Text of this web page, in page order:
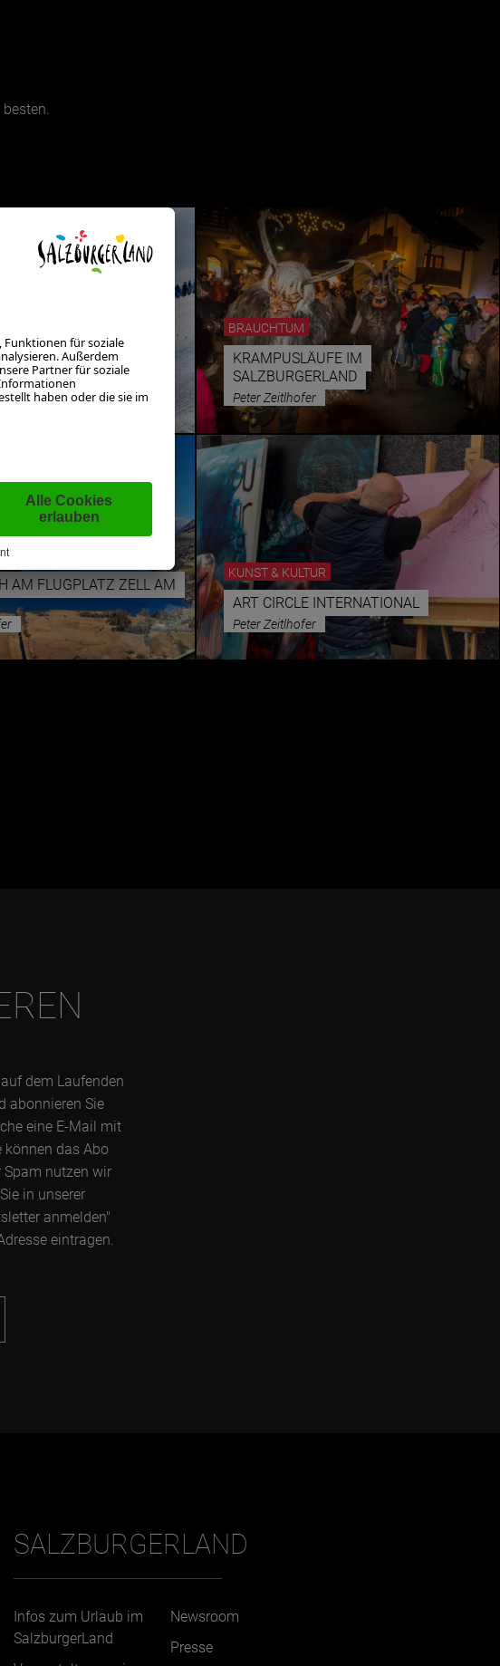
GASTEIN
BRAUCHTUM
KRAMPUSLÄUFE IM
SALZBURGERLAND
Peter Zeitlhofer
AM FLUGPLATZ ZELL AM
KUNST & KULTUR
ART CIRCLE INTERNATIONAL
Peter Zeitlhofer
dem Laufenden
abonnieren Sie
eine E-Mail mit
können das Abo
nutzen wir
in unserer
anmelden"
eintragen.
SALZBURGERLAND
Infos zum Urlaub im
SalzburgerLand
Newsroom
Presse